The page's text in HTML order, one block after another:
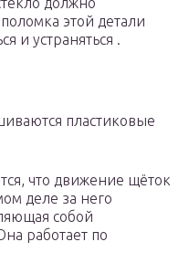
этой детали
и устраняться .
пластиковые
что движение щёток
деле за него
собой
работает по